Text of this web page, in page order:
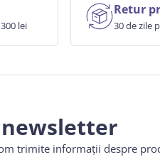
lei
Retur
30 de zile
trimite informații despre